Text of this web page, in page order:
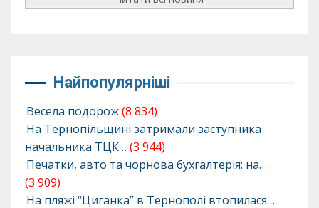
Найпопулярніші
Весела подорож(8 834)
На Тернопільщині затримали заступника
начальника ТЦК… (3 944)
Печатки, авто та чорнова бухгалтерія: на…
(3 909)
На пляжі “Циганка” в Тернополі втопилася…